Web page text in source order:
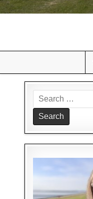
Search
for: